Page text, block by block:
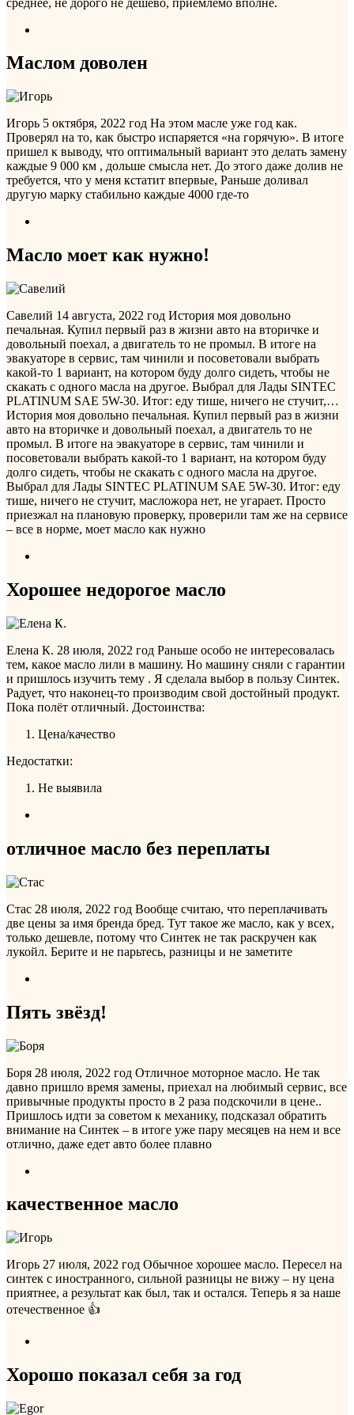
Маслом доволен
Игорь 5 октября, 2022 год На этом масле уже год как.
Проверял на то, как быстро испаряется «на горячую». В итоге
пришел к выводу, что оптимальный вариант это делать замену
каждые 9 000 км , дольше смысла нет. До этого даже долив не
требуется, что у меня кстатит впервые, Раньше доливал
другую марку стабильно каждые 4000 где-то
Масло моет как нужно!
Савелий 14 августа, 2022 год История моя довольно
печальная. Купил первый раз в жизни авто на вторичке и
довольный поехал, а двигатель то не промыл. В итоге на
эвакуаторе в сервис, там чинили и посоветовали выбрать
какой-то 1 вариант, на котором буду долго сидеть, чтобы не
скакать с одного масла на другое. Выбрал для Лады SINTEC
PLATINUM SAE 5W-30. Итог: еду тише, ничего не стучит,…
История моя довольно печальная. Купил первый раз в жизни
авто на вторичке и довольный поехал, а двигатель то не
промыл. В итоге на эвакуаторе в сервис, там чинили и
посоветовали выбрать какой-то 1 вариант, на котором буду
долго сидеть, чтобы не скакать с одного масла на другое.
Выбрал для Лады SINTEC PLATINUM SAE 5W-30. Итог: еду
тише, ничего не стучит, масложора нет, не угарает. Просто
приезжал на плановую проверку, проверили там же на сервисе
– все в норме, моет масло как нужно
Хорошее недорогое масло
Елена К. 28 июля, 2022 год Раньше особо не интересовалась
тем, какое масло лили в машину. Но машину сняли с гарантии
и пришлось изучить тему . Я сделала выбор в пользу Синтек.
Радует, что наконец-то производим свой достойный продукт.
Пока полёт отличный. Достоинства:
Цена/качество
Недостатки:
Не выявила
отличное масло без переплаты
Стас 28 июля, 2022 год Вообще считаю, что переплачивать
две цены за имя бренда бред. Тут такое же масло, как у всех,
только дешевле, потому что Синтек не так раскручен как
лукойл. Берите и не парьтесь, разницы и не заметите
Пять звёзд!
Боря 28 июля, 2022 год Отличное моторное масло. Не так
давно пришло время замены, приехал на любимый сервис, все
привычные продукты просто в 2 раза подскочили в цене..
Пришлось идти за советом к механику, подсказал обратить
внимание на Синтек – в итоге уже пару месяцев на нем и все
отлично, даже едет авто более плавно
качественное масло
Игорь 27 июля, 2022 год Обычное хорошее масло. Пересел на
синтек с иностранного, сильной разницы не вижу – ну цена
приятнее, а результат как был, так и остался. Теперь я за наше
отечественное 👍
Хорошо показал себя за год